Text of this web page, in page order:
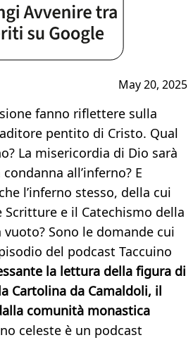
May 20, 2025
fanno riflettere sulla
pentito di Cristo. Qual
La misericordia di Dio sarà
all’inferno? E
l’inferno stesso, della cui
Scritture e il Catechismo della
Sono le domande cui
del podcast Taccuino
la lettura della figura di
Cartolina da Camaldoli, il
comunità monastica
celeste è un podcast